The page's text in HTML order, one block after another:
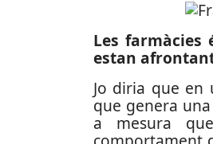
Les farmàcies
estan
Jo diria que
que genera
a mesura